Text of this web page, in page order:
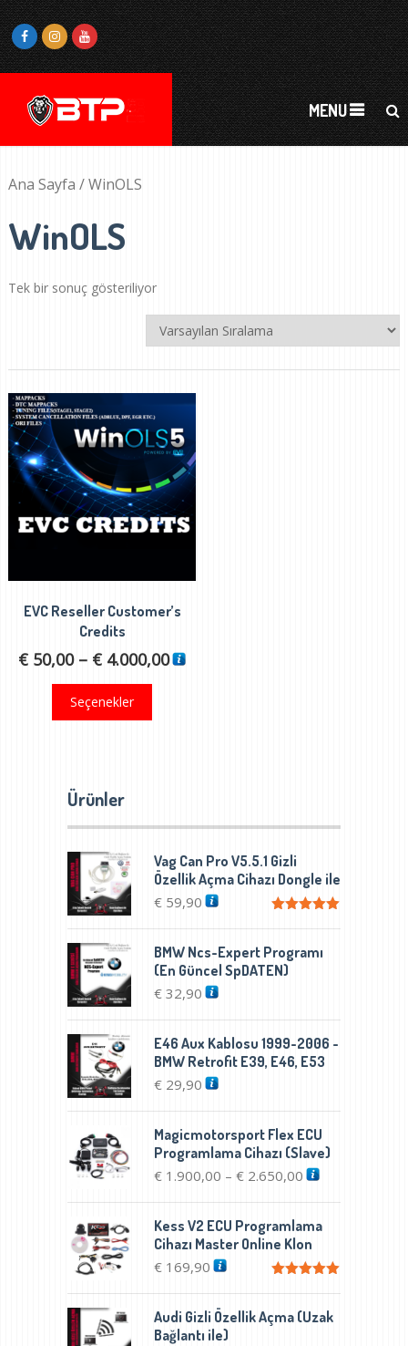
MENU
Ana Sayfa / WinOLS
WinOLS
Tek bir sonuç gösteriliyor
EVC Reseller Customer’s
Credits
€ 50,00 – € 4.000,00Fiyat
Seçenekler
Bu
Seçenekler
sayfasından
seçilebilir
Ürünler
Vag Can Pro V5.5.1 Gizli
Özellik Açma Cihazı Dongle ile
€59,90
BMW Ncs-Expert Programı
(En Güncel SpDATEN)
€32,90
E46 Aux Kablosu 1999-2006 -
BMW Retrofit E39, E46, E53
€29,90
Magicmotorsport Flex ECU
Programlama Cihazı (Slave)
€1.900,00 – €2.650,00Fiyat
-
€ 2.650,00
Kess V2 ECU Programlama
Cihazı Master Online Klon
€169,90
Audi Gizli Özellik Açma (Uzak
Bağlantı ile)